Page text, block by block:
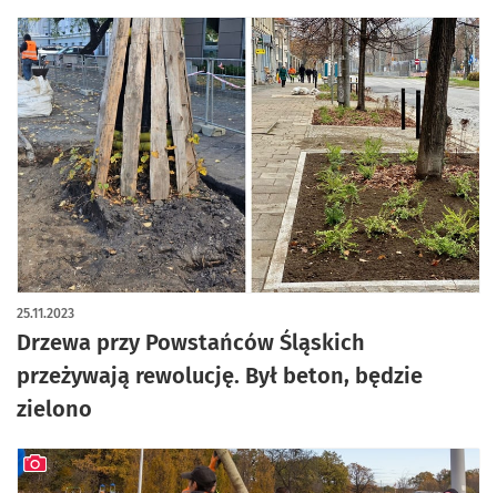
Drzewa przy Powstańców Śląskich
przeżywają rewolucję. Był beton, będzie
zielono
25.11.2023